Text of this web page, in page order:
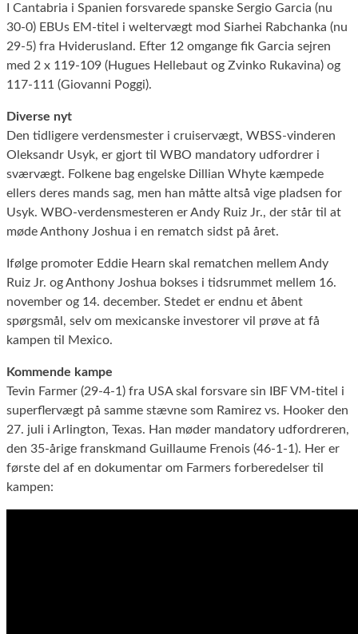
I Cantabria i Spanien forsvarede spanske Sergio Garcia (nu
30-0) EBUs EM-titel i weltervægt mod Siarhei Rabchanka (nu
29-5) fra Hviderusland. Efter 12 omgange fik Garcia sejren
med 2 x 119-109 (Hugues Hellebaut og Zvinko Rukavina) og
117-111 (Giovanni Poggi).
Diverse nyt
Den tidligere verdensmester i cruiservægt, WBSS-vinderen
Oleksandr Usyk, er gjort til WBO mandatory udfordrer i
sværvægt. Folkene bag engelske Dillian Whyte kæmpede
ellers deres mands sag, men han måtte altså vige pladsen for
Usyk. WBO-verdensmesteren er Andy Ruiz Jr., der står til at
møde Anthony Joshua i en rematch sidst på året.
Ifølge promoter Eddie Hearn skal rematchen mellem Andy
Ruiz Jr. og Anthony Joshua bokses i tidsrummet mellem 16.
november og 14. december. Stedet er endnu et åbent
spørgsmål, selv om mexicanske investorer vil prøve at få
kampen til Mexico.
Kommende kampe
Tevin Farmer (29-4-1) fra USA skal forsvare sin IBF VM-titel i
superflervægt på samme stævne som Ramirez vs. Hooker den
27. juli i Arlington, Texas. Han møder mandatory udfordreren,
den 35-årige franskmand Guillaume Frenois (46-1-1). Her er
første del af en dokumentar om Farmers forberedelser til
kampen: